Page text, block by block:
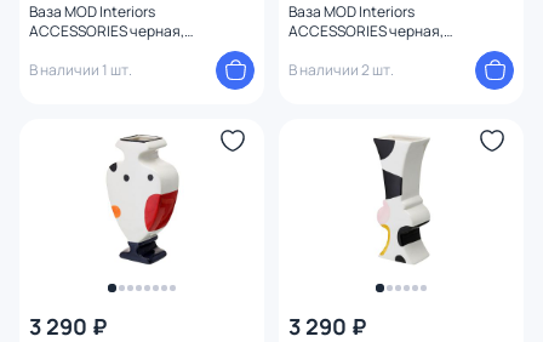
Ваза MOD Interiors
ACCESSORIES черная,
В наличии 1 шт.
Ваза MOD Interiors
ACCESSORIES черная,
В наличии 2 шт.
3 290 ₽ 3 290 ₽